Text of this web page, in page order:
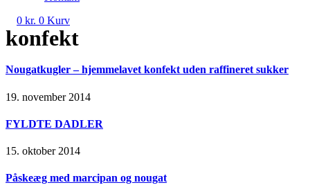
0 kr. 0 Kurv
konfekt
Nougatkugler – hjemmelavet konfekt uden raffineret sukker
19. november 2014
FYLDTE DADLER
15. oktober 2014
Påskeæg med marcipan og nougat